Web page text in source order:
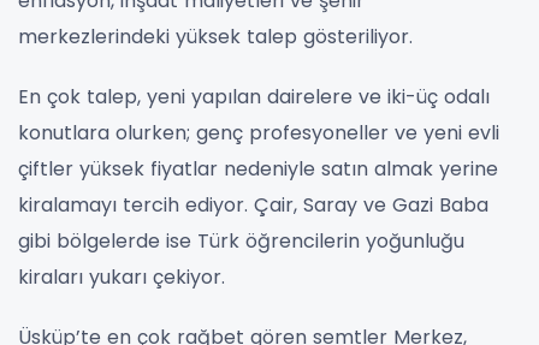
merkezlerindeki yüksek talep gösteriliyor.
En çok talep, yeni yapılan dairelere ve iki-üç odalı
konutlara olurken; genç profesyoneller ve yeni evli
çiftler yüksek fiyatlar nedeniyle satın almak yerine
kiralamayı tercih ediyor. Çair, Saray ve Gazi Baba
gibi bölgelerde ise Türk öğrencilerin yoğunluğu
kiraları yukarı çekiyor.
Üsküp’te en çok rağbet gören semtler Merkez,